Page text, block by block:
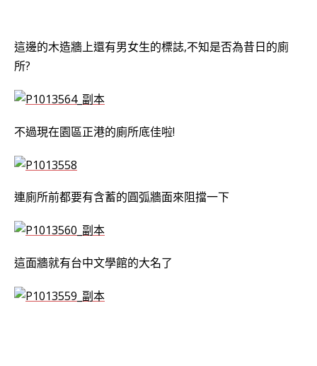
這邊的木造牆上還有男女生的標誌,不知是否為昔日的廁
所?
不過現在園區正港的廁所底佳啦!
連廁所前都要有含蓄的圓弧牆面來阻擋一下
這面牆就有台中文學館的大名了